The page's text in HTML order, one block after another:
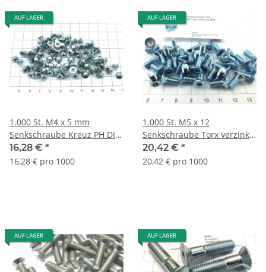
AUF LAGER
1.000 St. M4 x 5 mm
Senkschraube Kreuz PH DIN
965 4.8 verzinkt Lagerauflös.
S428
16,28 € *
16,28 € pro 1000
AUF LAGER
1.000 St. M5 x 12
Senkschraube Torx verzinkt
4.8 DIN 965 Lagerauflösung
S078
20,42 € *
20,42 € pro 1000
AUF LAGER AUF LAGER